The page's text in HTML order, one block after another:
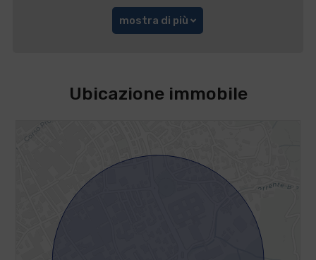
mostra di più
Ubicazione immobile